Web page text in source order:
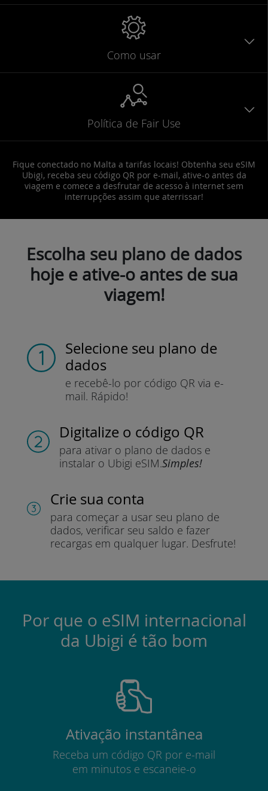
Como usar
Política de Fair Use
Fique conectado no Malta a tarifas locais! Obtenha seu eSIM
Ubigi, receba seu código QR por e-mail, ative-o antes da
viagem e comece a desfrutar de acesso à internet sem
interrupções assim que aterrissar!
Escolha seu plano de dados
hoje e ative-o antes de sua
viagem!
Selecione seu plano de
dados
e recebê-lo por código QR via e-
mail. Rápido!
Digitalize o código QR
para ativar o plano de dados e
instalar o Ubigi eSIM.Simples!
Crie sua conta
para começar a usar seu plano de
dados, verificar seu saldo e fazer
recargas em qualquer lugar. Desfrute!
Por que o eSIM internacional
da Ubigi é tão bom
Ativação instantânea
Receba um código QR por e-mail
em minutos e escaneie-o